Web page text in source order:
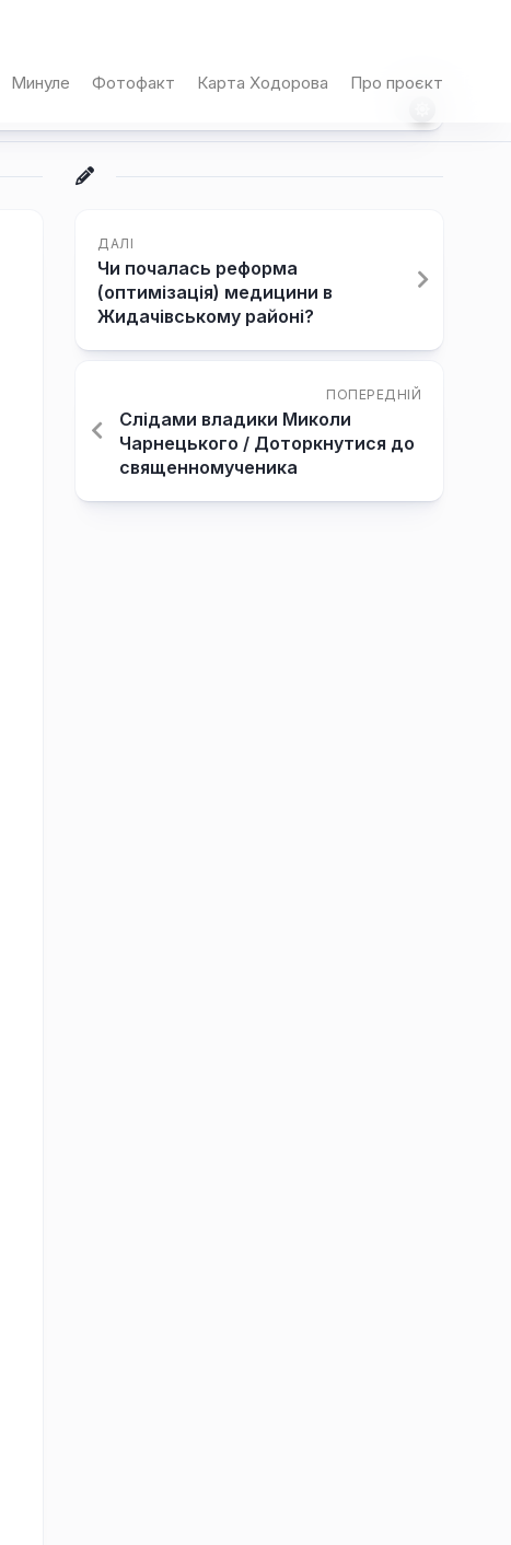
Минуле Фотофакт Карта Ходорова Про проєкт
ДАЛІ
Чи почалась реформа
(оптимізація) медицини в
Жидачівському районі?
ПОПЕРЕДНІЙ
Слідами владики Миколи
Чарнецького / Доторкнутися до
священномученика